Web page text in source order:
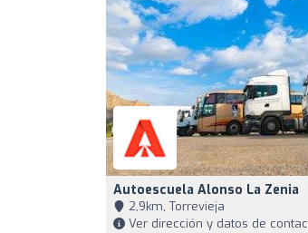
Autoescuela Alonso La Zenia
2,9km, Torrevieja
Ver dirección y datos de